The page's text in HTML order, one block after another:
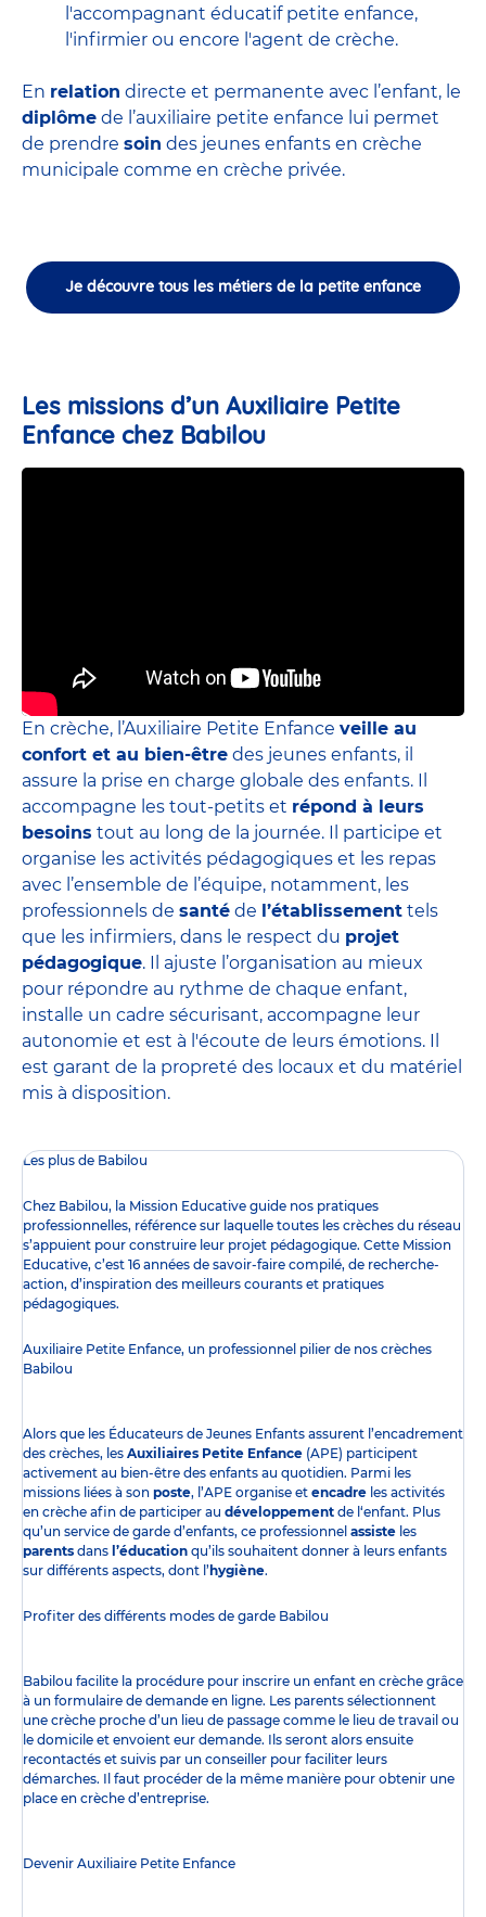
l'accompagnant éducatif petite enfance,
l'infirmier ou encore l'agent de crèche.
En relation directe et permanente avec l’enfant, le
diplôme de l’auxiliaire petite enfance lui permet
de prendre soin des jeunes enfants en crèche
municipale comme en crèche privée.
Je découvre tous les métiers de la petite enfance
Les missions d’un Auxiliaire Petite
Enfance chez Babilou
En crèche, l’Auxiliaire Petite Enfance veille au
confort et au bien-être des jeunes enfants, il
assure la prise en charge globale des enfants. Il
accompagne les tout-petits et répond à leurs
besoins tout au long de la journée. Il participe et
organise les activités pédagogiques et les repas
avec l’ensemble de l’équipe, notamment, les
professionnels de santé de l’établissement tels
que les infirmiers, dans le respect du projet
pédagogique. Il ajuste l’organisation au mieux
pour répondre au rythme de chaque enfant,
installe un cadre sécurisant, accompagne leur
autonomie et est à l'écoute de leurs émotions. Il
est garant de la propreté des locaux et du matériel
mis à disposition.
Les plus de Babilou
Chez Babilou, la Mission Educative guide nos pratiques
professionnelles, référence sur laquelle toutes les crèches du réseau
s’appuient pour construire leur projet pédagogique. Cette Mission
Educative, c’est 16 années de savoir-faire compilé, de recherche-
action, d’inspiration des meilleurs courants et pratiques
pédagogiques.
Auxiliaire Petite Enfance, un professionnel pilier de nos crèches
Babilou
Alors que les Éducateurs de Jeunes Enfants assurent l’encadrement
des crèches, les Auxiliaires Petite Enfance (APE) participent
activement au bien-être des enfants au quotidien. Parmi les
missions liées à son poste, l’APE organise et encadre les activités
en crèche afin de participer au développement de l‘enfant. Plus
qu’un service de garde d’enfants, ce professionnel assiste les
parents dans l’éducation qu’ils souhaitent donner à leurs enfants
sur différents aspects, dont l’ hygiène.
Profiter des différents modes de garde Babilou
Babilou facilite la procédure pour inscrire un enfant en crèche grâce
à un formulaire de demande en ligne. Les parents sélectionnent
une crèche proche d’un lieu de passage comme le lieu de travail ou
le domicile et envoient eur demande. Ils seront alors ensuite
recontactés et suivis par un conseiller pour faciliter leurs
démarches. Il faut procéder de la même manière pour obtenir une
place en crèche d’entreprise.
Devenir Auxiliaire Petite Enfance